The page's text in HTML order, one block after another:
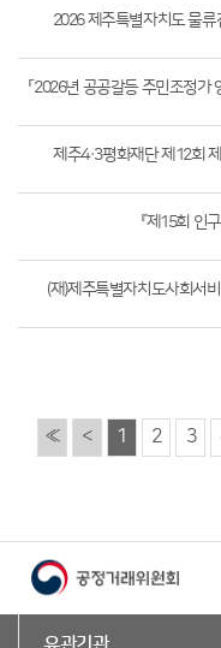
2026 제주특별자치도 물
「2026년 공공갈등 주민조정가
제주4·3평화재단 제12회
『제15회 인
« < 1 2 3